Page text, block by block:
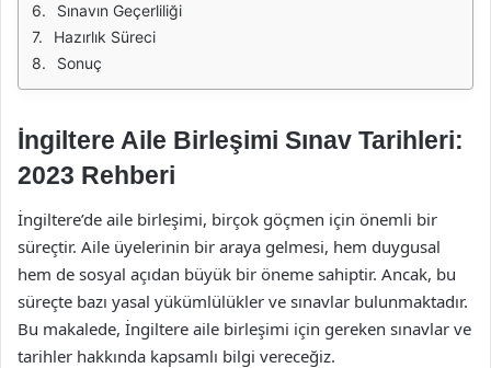
Sınavın Geçerliliği
Hazırlık Süreci
Sonuç
İngiltere Aile Birleşimi Sınav Tarihleri:
2023 Rehberi
İngiltere’de aile birleşimi, birçok göçmen için önemli bir
süreçtir. Aile üyelerinin bir araya gelmesi, hem duygusal
hem de sosyal açıdan büyük bir öneme sahiptir. Ancak, bu
süreçte bazı yasal yükümlülükler ve sınavlar bulunmaktadır.
Bu makalede, İngiltere aile birleşimi için gereken sınavlar ve
tarihler hakkında kapsamlı bilgi vereceğiz.